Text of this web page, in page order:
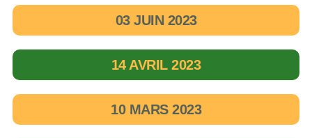
03 JUIN 2023
14 AVRIL 2023
10 MARS 2023